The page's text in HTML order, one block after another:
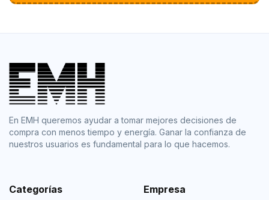
En EMH queremos ayudar a tomar mejores decisiones de
compra con menos tiempo y energía. Ganar la confianza de
nuestros usuarios es fundamental para lo que hacemos.
Categorías Empresa